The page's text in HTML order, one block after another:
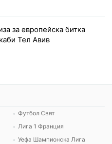
за европейска битка
Тел Авив
Футбол Свят
Лига 1 Франция
Уефа Шампионска Лига